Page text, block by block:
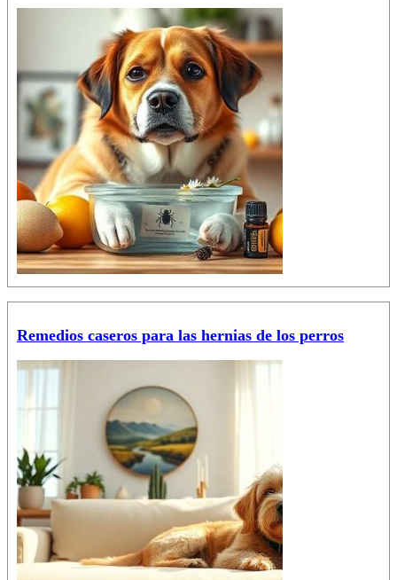
Remedios caseros para las hernias de los perros